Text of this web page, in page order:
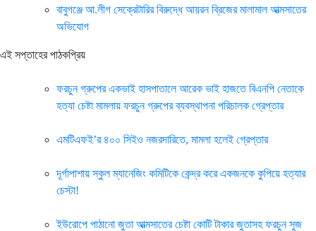
বাবুগঞ্জে আ.লীগ সেক্রেটারির বিরুদ্ধে আয়রন ব্রিজের মালামাল আত্মসাতের
অভিযোগ
এই সপ্তাহের পাঠকপ্রিয়
ফরচুন গ্রুপের একভাই হাসপাতালে আরেক ভাই হাজতে বিএনপি নেতাকে
হত্যা চেষ্টা মামলায় ফরচুন গ্রুপের ব্যবস্থাপনা পরিচালক গ্রেপ্তার
এমটিএফই’র ৪০০ সিইও নজরদারিতে, মামলা হলেই গ্রেপ্তার
দূর্গাপাশায় স্কুল ম্যানেজিং কমিটিকে কেন্দ্র করে একজনকে কুপিয়ে হত্যার
চেস্টা!
ইউরোপে পাঠানো জুতা আত্মসাতের চেষ্টা কোটি টাকার জুতাসহ ফরচুন সুজ